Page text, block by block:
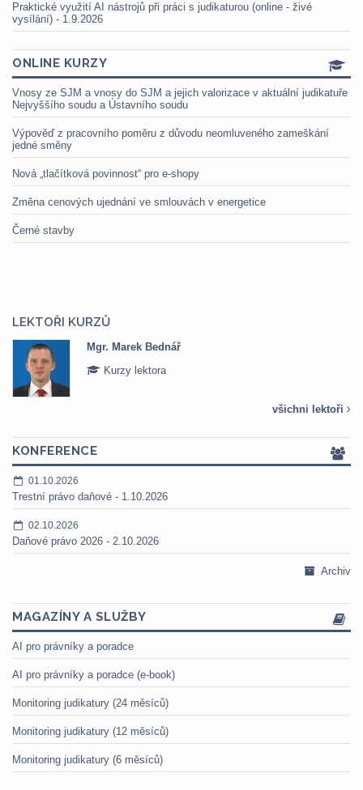
Praktické využití AI nástrojů při práci s judikaturou (online - živé
vysílání) - 1.9.2026
ONLINE KURZY
Vnosy ze SJM a vnosy do SJM a jejich valorizace v aktuální judikatuře
Nejvyššího soudu a Ústavního soudu
Výpověď z pracovního poměru z důvodu neomluveného zameškání
jedné směny
Nová „tlačítková povinnost“ pro e-shopy
Změna cenových ujednání ve smlouvách v energetice
Černé stavby
LEKTOŘI KURZŮ
Mgr. Marek Bednář
Kurzy lektora
všichni lektoři
KONFERENCE
01.10.2026
Trestní právo daňové - 1.10.2026
02.10.2026
Daňové právo 2026 - 2.10.2026
Archiv
MAGAZÍNY A SLUŽBY
AI pro právníky a poradce
AI pro právníky a poradce (e-book)
Monitoring judikatury (24 měsíců)
Monitoring judikatury (12 měsíců)
Monitoring judikatury (6 měsíců)